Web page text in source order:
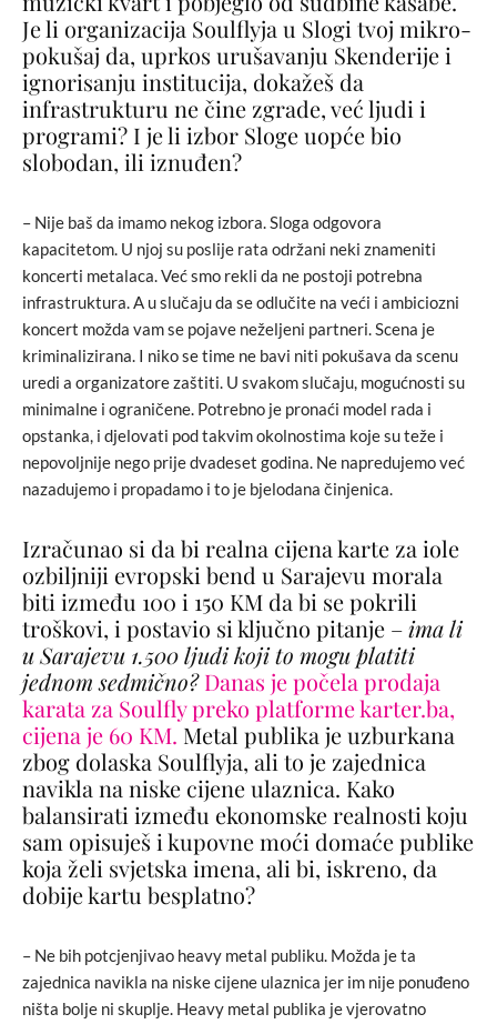
Je li organizacija Soulflyja u Slogi tvoj mikro-
pokušaj da, uprkos urušavanju Skenderije i
ignorisanju institucija, dokažeš da
infrastrukturu ne čine zgrade, već ljudi i
programi? I je li izbor Sloge uopće bio
slobodan, ili iznuđen?
– Nije baš da imamo nekog izbora. Sloga odgovora
kapacitetom. U njoj su poslije rata održani neki znameniti
koncerti metalaca. Već smo rekli da ne postoji potrebna
infrastruktura. A u slučaju da se odlučite na veći i ambiciozni
koncert možda vam se pojave neželjeni partneri. Scena je
kriminalizirana. I niko se time ne bavi niti pokušava da scenu
uredi a organizatore zaštiti. U svakom slučaju, mogućnosti su
minimalne i ograničene. Potrebno je pronaći model rada i
opstanka, i djelovati pod takvim okolnostima koje su teže i
nepovoljnije nego prije dvadeset godina. Ne napredujemo već
nazadujemo i propadamo i to je bjelodana činjenica.
Izračunao si da bi realna cijena karte za iole
ozbiljniji evropski bend u Sarajevu morala
biti između 100 i 150 KM da bi se pokrili
troškovi, i postavio si ključno pitanje –ima li
u Sarajevu 1.500 ljudi koji to mogu platiti
jednom sedmično?Danas je počela prodaja
karata za Soulfly preko platforme karter.ba,
cijena je 60 KM. Metal publika je uzburkana
zbog dolaska Soulflyja, ali to je zajednica
navikla na niske cijene ulaznica. Kako
balansirati između ekonomske realnosti koju
sam opisuješ i kupovne moći domaće publike
koja želi svjetska imena, ali bi, iskreno, da
dobije kartu besplatno?
– Ne bih potcjenjivao heavy metal publiku. Možda je ta
zajednica navikla na niske cijene ulaznica jer im nije ponuđeno
ništa bolje ni skuplje. Heavy metal publika je vjerovatno